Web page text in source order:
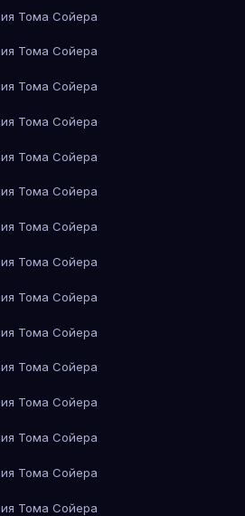
Тома Сойера
Тома Сойера
Тома Сойера
Тома Сойера
Тома Сойера
Тома Сойера
Тома Сойера
Тома Сойера
Тома Сойера
Тома Сойера
Тома Сойера
Тома Сойера
Тома Сойера
Тома Сойера
Тома Сойера